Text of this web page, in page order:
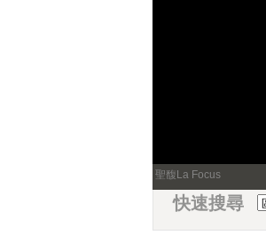
聖馥La Focus
快速搜尋